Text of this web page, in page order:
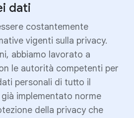
dati
costantemente
vigenti sulla privacy.
abbiamo lavorato a
le autorità competenti per
personali di tutto il
implementato norme
della privacy che